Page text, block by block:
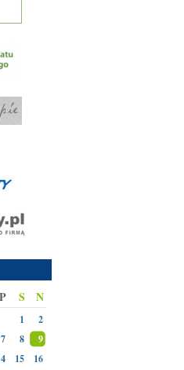
P S N
1 2
7 8 9
15 16